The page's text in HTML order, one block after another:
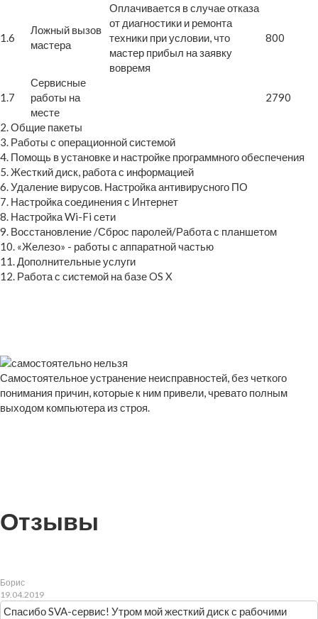
1.6
Ложный вызов
мастера
Оплачивается в случае отказа
от диагностики и ремонта
техники при условии, что
мастер прибыл на заявку
вовремя
800
1.7
Сервисные
работы на
месте
2790
2. Общие пакеты
3. Работы с операционной системой
4. Помощь в установке и настройке программного обеспечения
5. Жесткий диск, работа с информацией
6. Удаление вирусов. Настройка антивирусного ПО
7. Настройка соединения с Интернет
8. Настройка Wi-Fi сети
9. Восстановление /Сброс паролей/Работа с планшетом
10. «Железо» - работы с аппаратной частью
11. Дополнительные услуги
12. Работа с системой на базе OS X
Самостоятельное устранение неисправностей, без четкого
понимания причин, которые к ним привели, чревато полным
выходом компьютера из строя.
Отзывы
Борис
19.04.2019
Спасибо SVA-сервис! Утром мой жесткий диск с рабочими